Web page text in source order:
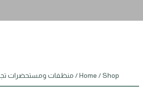
Home /Shop
/ منظفات ومستحضرات